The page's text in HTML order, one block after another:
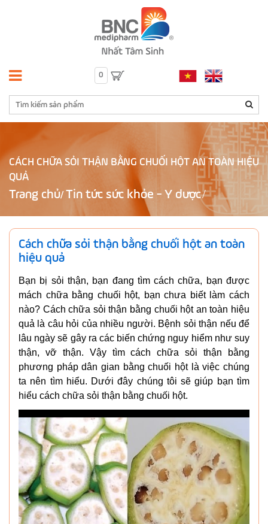
0
CÁCH CHỮA SỎI THẬN BẰNG CHUỐI HỘT AN TOÀN HIỆU
QUẢ
Trang chủ/ Tin tức sức khỏe - Y dược
Cách chữa sỏi thận bằng chuối hột an toàn
hiệu quả
Bạn bị sỏi thận, bạn đang tìm cách chữa, bạn được
mách chữa bằng chuối hột, bạn chưa biết làm cách
nào? Cách chữa sỏi thận bằng chuối hột an toàn hiệu
quả là câu hỏi của nhiều người. Bệnh sỏi thận nếu để
lâu ngày sẽ gây ra các biến chứng nguy hiểm như suy
thận, vỡ thận. Vậy tìm cách chữa sỏi thận bằng
phương pháp dân gian bằng chuối hột là việc chúng
ta nên tìm hiểu. Dưới đây chúng tôi sẽ giúp bạn tìm
hiểu cách chữa sỏi thận bằng chuối hột.